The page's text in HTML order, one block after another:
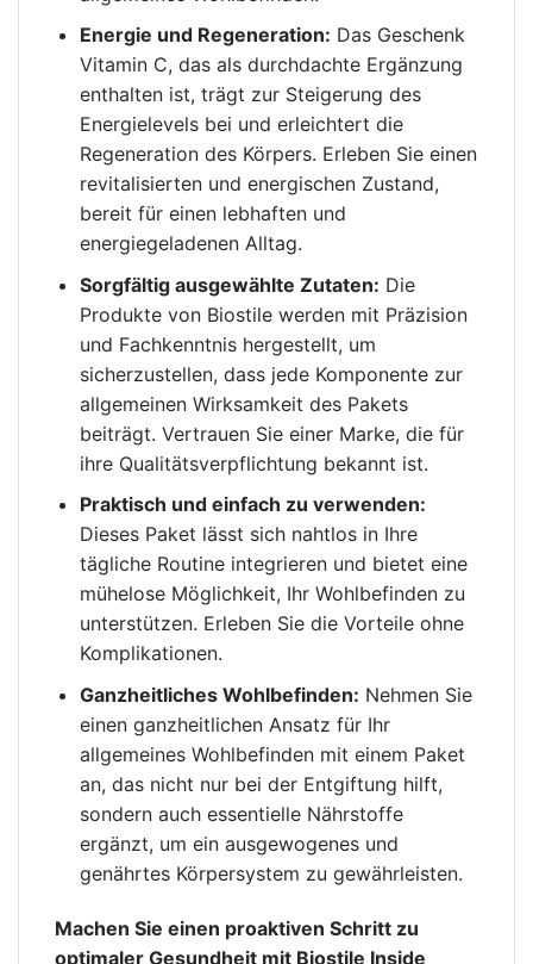
Energie und Regeneration: Das Geschenk
Vitamin C, das als durchdachte Ergänzung
enthalten ist, trägt zur Steigerung des
Energielevels bei und erleichtert die
Regeneration des Körpers. Erleben Sie einen
revitalisierten und energischen Zustand,
bereit für einen lebhaften und
energiegeladenen Alltag.
Sorgfältig ausgewählte Zutaten: Die
Produkte von Biostile werden mit Präzision
und Fachkenntnis hergestellt, um
sicherzustellen, dass jede Komponente zur
allgemeinen Wirksamkeit des Pakets
beiträgt. Vertrauen Sie einer Marke, die für
ihre Qualitätsverpflichtung bekannt ist.
Praktisch und einfach zu verwenden:
Dieses Paket lässt sich nahtlos in Ihre
tägliche Routine integrieren und bietet eine
mühelose Möglichkeit, Ihr Wohlbefinden zu
unterstützen. Erleben Sie die Vorteile ohne
Komplikationen.
Ganzheitliches Wohlbefinden: Nehmen Sie
einen ganzheitlichen Ansatz für Ihr
allgemeines Wohlbefinden mit einem Paket
an, das nicht nur bei der Entgiftung hilft,
sondern auch essentielle Nährstoffe
ergänzt, um ein ausgewogenes und
genährtes Körpersystem zu gewährleisten.
Machen Sie einen proaktiven Schritt zu
optimaler Gesundheit mit Biostile Inside